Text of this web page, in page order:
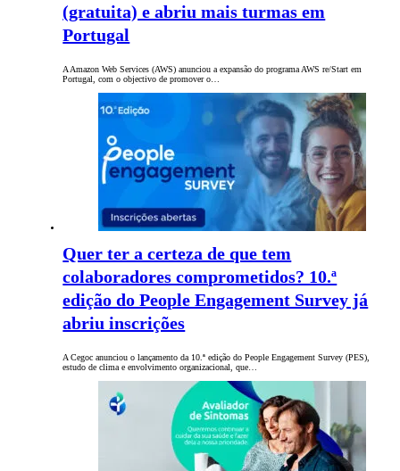
(gratuita) e abriu mais turmas em
Portugal
A Amazon Web Services (AWS) anunciou a expansão do programa AWS re/Start em
Portugal, com o objectivo de promover o…
Quer ter a certeza de que tem
colaboradores comprometidos? 10.ª
edição do People Engagement Survey já
abriu inscrições
A Cegoc anunciou o lançamento da 10.ª edição do People Engagement Survey (PES),
estudo de clima e envolvimento organizacional, que…